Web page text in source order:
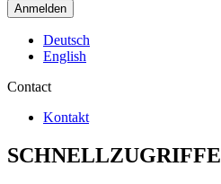
Anmelden
Deutsch
English
Contact
Kontakt
SCHNELLZUGRIFFE